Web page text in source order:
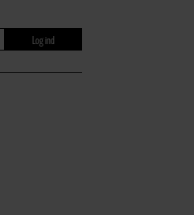
Log ind